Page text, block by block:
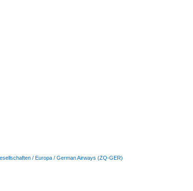
/ Europa / German Airways (ZQ-GER)